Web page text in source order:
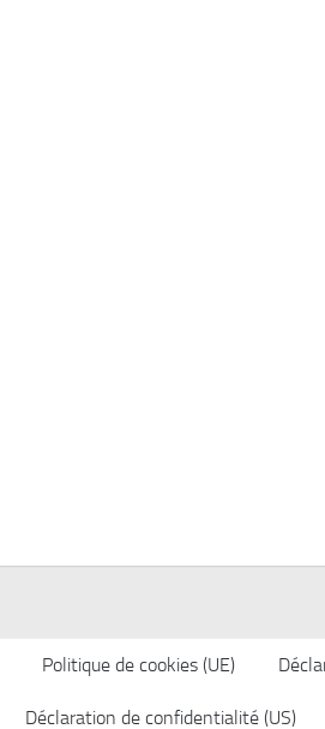
Politique de cookies (UE)
Déclaration de confidentialité (US)